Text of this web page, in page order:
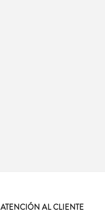
ATENCIÓN AL CLIENTE